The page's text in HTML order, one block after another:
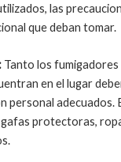
las
que deban tomar.
Tanto los fumigadores
en el lugar
personal adecuados.
gafas protectoras,